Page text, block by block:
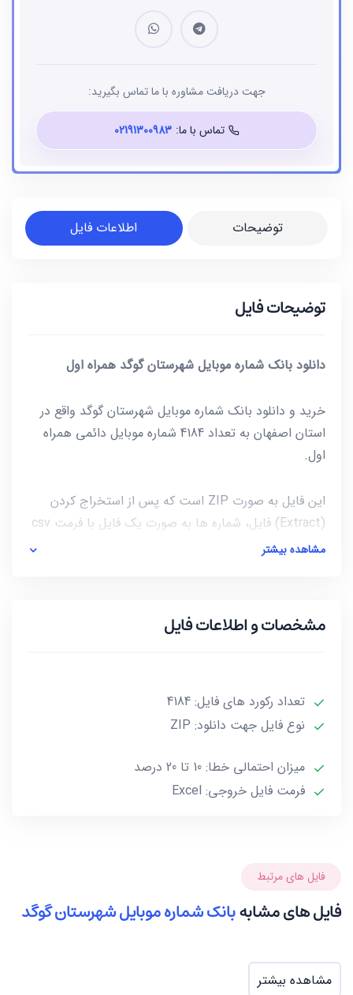
توضیحات اطلاعات فایل
توضیحات فایل
دانلود بانک شماره موبایل شهرستان گوگد همراه اول
خرید و دانلود بانک شماره موبایل شهرستان گوگد واقع در
استان اصفهان به تعداد 4184 شماره موبایل دائمی همراه
اول.
این فایل به صورت ZIP است که پس از استخراج کردن
(Extract) فایل، شماره ها به صورت یک فایل با فرمت csv
و حجم این فایل کمتر از 11KB است.
حداکثر 20 درصد خطا داشته باشند.***
مشاهده بیشتر
مشخصات و اطلاعات فایل
تعداد رکورد های فایل: 4184
نوع فایل جهت دانلود: ZIP
میزان احتمالی خطا: 10 تا 20 درصد
فرمت فایل خروجی: Excel
فایل های مرتبط
فایل های مشابهبانک شماره موبایل شهرستان گوگد
مشاهده بیشتر
جهت دریافت مشاوره با ما تماس بگیرید:
تماس با ما: 02191300983